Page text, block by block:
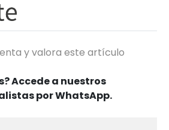
y valora este artículo
Accede a nuestros
por WhatsApp.